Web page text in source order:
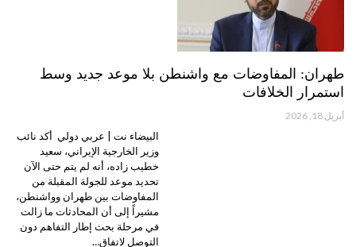
طهران: المفاوضات مع واشنطن بلا موعد جديد وسط
استمرار الخلافات
أبريل 18, 2026
البيضاء نت | عربي دولي أكد نائب
وزير الخارجية الإيراني، سعيد
خطيب زاده، أنه لم يتم حتى الآن
تحديد موعد للجولة المقبلة من
المفاوضات بين طهران وواشنطن،
مشيراً إلى أن المحادثات ما زالت
في مرحلة بحث إطار التفاهم دون
التوصل لاتفاق…